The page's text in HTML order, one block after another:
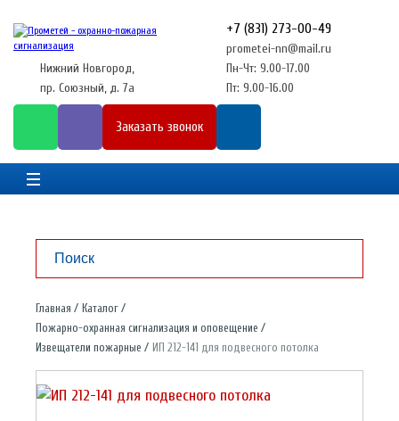
+7 (831) 273-00-49
prometei-nn@mail.ru
Нижний Новгород,
пр. Союзный, д. 7а
Пн-Чт: 9.00-17.00
Пт: 9.00-16.00
Заказать звонок
Главная
Каталог
Пожарно-охранная сигнализация и оповещение
Извещатели пожарные
ИП 212-141 для подвесного потолка